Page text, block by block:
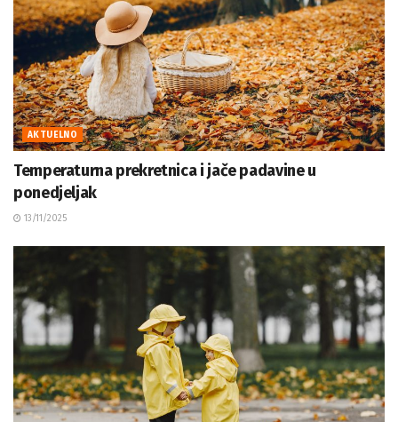
AKTUELNO
Temperaturna prekretnica i jače padavine u
ponedjeljak
13/11/2025